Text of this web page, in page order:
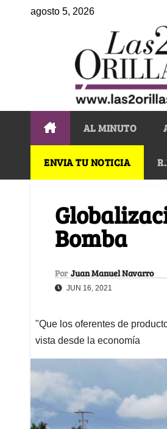
agosto 5, 2026
AL MINUTO
ENVIA TU NOTICIA
Bomba
Por Juan Manuel Navarro
JUN 16, 2021
"Que los oferentes de
vista desde la economía